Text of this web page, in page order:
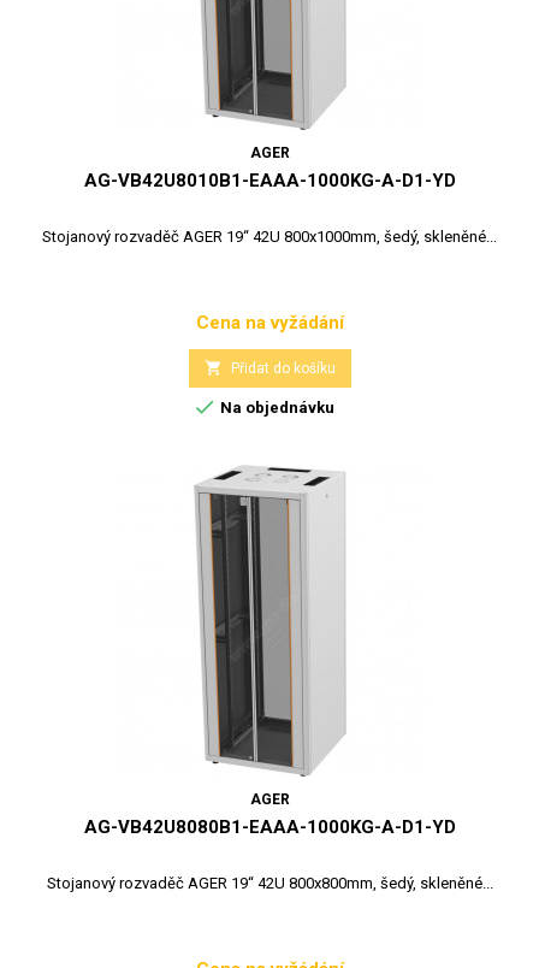
AGER
AG-VB42U8010B1-EAAA-1000KG-A-D1-YD
Stojanový rozvaděč AGER 19“ 42U 800x1000mm, šedý, skleněné...
Cena
Cena na vyžádání
 Přidat do košíku
 Na objednávku
AGER
AG-VB42U8080B1-EAAA-1000KG-A-D1-YD
Stojanový rozvaděč AGER 19“ 42U 800x800mm, šedý, skleněné...